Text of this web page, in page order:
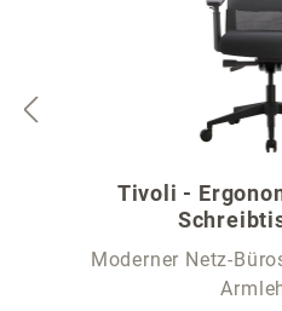
Tivoli -
Moderner Netz-